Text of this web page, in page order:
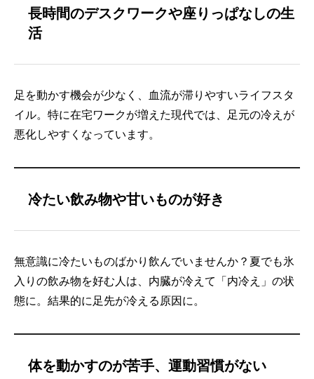
長時間のデスクワークや座りっぱなしの生
活
足を動かす機会が少なく、血流が滞りやすいライフスタ
イル。特に在宅ワークが増えた現代では、足元の冷えが
悪化しやすくなっています。
冷たい飲み物や甘いものが好き
無意識に冷たいものばかり飲んでいませんか？夏でも氷
入りの飲み物を好む人は、内臓が冷えて「内冷え」の状
態に。結果的に足先が冷える原因に。
体を動かすのが苦手、運動習慣がない